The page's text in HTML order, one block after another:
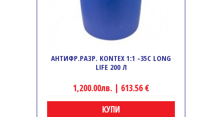
АНТИФР.РАЗР. KONTEX 1:1 -35С LONG
LIFE 200 Л
1,200.00лв. | 613.56 €
КУПИ